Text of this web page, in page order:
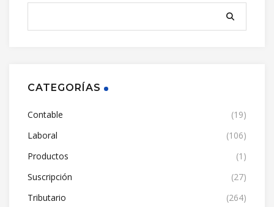
CATEGORÍAS
Contable
(19)
Laboral
(106)
Productos
(1)
Suscripción
(27)
Tributario
(264)